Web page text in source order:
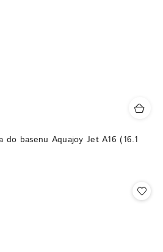
do basenu Aquajoy Jet A16 (16.1